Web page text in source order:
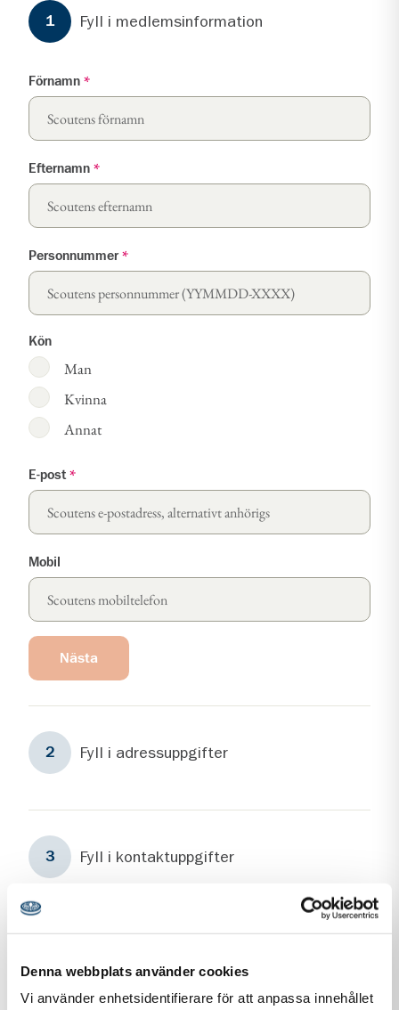
Denna webbplats använder cookies
Vi använder enhetsidentifierare för att anpassa innehållet
Formuläret har steg.
1 Steg1
Fyll i medlemsinformation
Förnamn *
Efternamn *
Personnummer *
Kön
Man
Kvinna
Annat
E-post *
Mobil
Nästa
2 Steg2
Fyll i adressuppgifter
3 Steg3
Fyll i kontaktuppgifter
Vi vill att du ska känna dig trygg när du kontaktar oss.